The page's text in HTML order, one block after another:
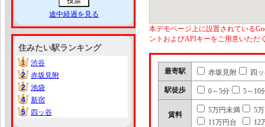
途中経過を見る
住みたい駅ランキング
1
1
渋谷
2
2
赤坂見附
2
2
池袋
4
4
新宿
5
5 四ッ谷
本デモページ上に設置されている
ントおよびAPIキーをご用意いただ
最寄駅 赤坂見附 四
駅徒歩 0～5分 5～10
賃料
5万円未満
5
11万円台
12